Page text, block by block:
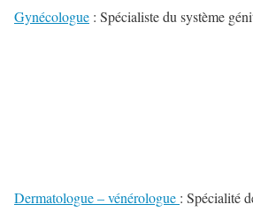
Gynécologue : Spécialiste du système
Dermatologue – vénérologue : Spécialité